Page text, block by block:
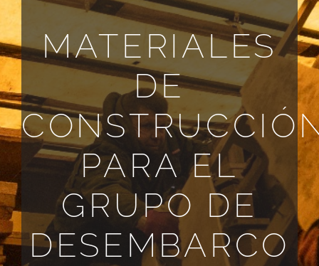
MATERIALES
DE
PARA EL
GRUPO DE
DESEMBARCO